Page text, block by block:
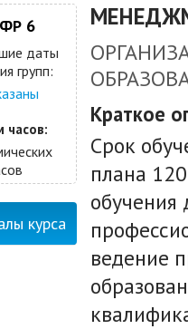
6
даты
групп:
часов:
курса
Краткое
Срок
плана
ведение